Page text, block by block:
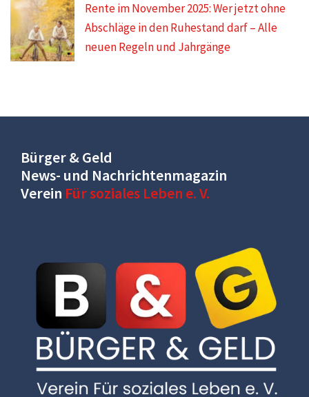
Rente im November 2025: Wer jetzt ohne
Abschläge in den Ruhestand darf – Alle
neuen Regeln und Jahrgänge
Bürger & Geld
News- und Nachrichtenmagazin
Verein Für soziales Leben e. V.